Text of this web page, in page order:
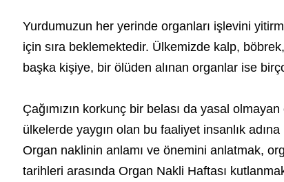
Yurdumuzun her yerinde organları işlevini
için sıra beklemektedir. Ülkemizde kalp,
başka kişiye, bir ölüden alınan organlar ise
Çağımızın korkunç bir belası da yasal
ülkelerde yaygın olan bu faaliyet insanlık
Organ naklinin anlamı ve önemini anlatmak,
tarihleri arasında Organ Nakli Haftası